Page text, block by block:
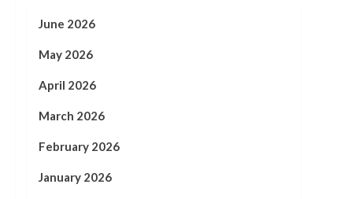
June 2026
May 2026
April 2026
March 2026
February 2026
January 2026